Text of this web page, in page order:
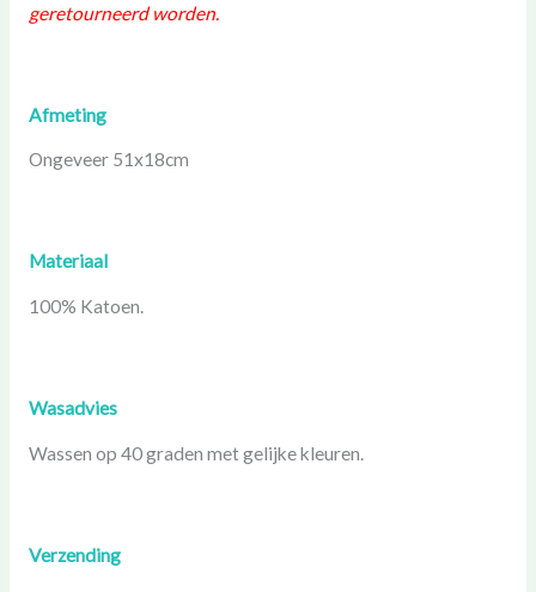
geretourneerd worden.
Afmeting
Ongeveer 51x18cm
Materiaal
100% Katoen.
Wasadvies
Wassen op 40 graden met gelijke kleuren.
Verzending